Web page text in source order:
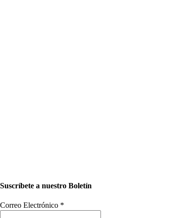
Suscríbete a nuestro Boletín
Correo Electrónico *